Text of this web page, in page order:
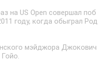
на US Open совершал поб
году, когда обыграл Род
мэйджора Джокович